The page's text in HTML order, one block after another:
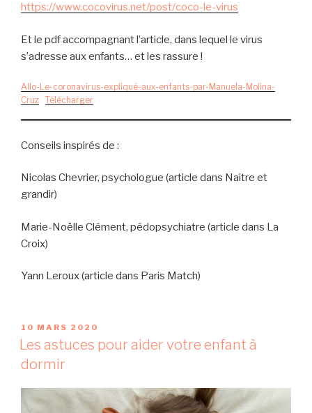
https://www.cocovirus.net/post/coco-le-virus
Et le pdf accompagnant l’article, dans lequel le virus
s’adresse aux enfants… et les rassure !
Allo-Le-coronavirus-expliqué-aux-enfants-par-Manuela-Molina-
Cruz Télécharger
Conseils inspirés de :
Nicolas Chevrier, psychologue (article dans Naitre et
grandir)
Marie-Noëlle Clément, pédopsychiatre (article dans La
Croix)
Yann Leroux (article dans Paris Match)
P
U
B
L
É
10 MARS 2020
Les astuces pour aider votre enfant à
dormir